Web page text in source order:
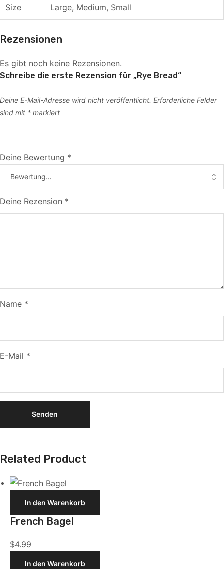
Size Large, Medium, Small
Rezensionen
Es gibt noch keine Rezensionen.
Schreibe die erste Rezension für „Rye Bread“
Deine E-Mail-Adresse wird nicht veröffentlicht. Erforderliche Felder
sind mit * markiert
Deine Bewertung *
Deine Rezension *
Name *
E-Mail *
Related Product
In den Warenkorb
French Bagel
$4.99
In den Warenkorb